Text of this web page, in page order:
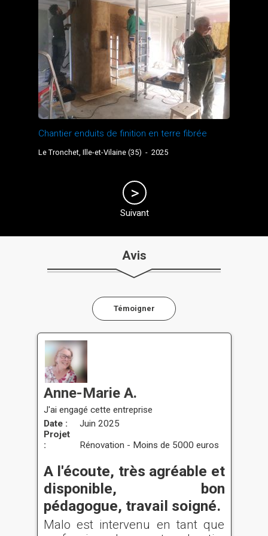
Chantier enduits de finition en terre fibrée
Le Tronchet, Ille-et-Vilaine (35) - 2025
Suivant
Avis
Témoigner
Anne-Marie A.
J'ai engagé cette entreprise
Date :
Juin 2025
Projet
:
Rénovation - Moins de 5000 euros
A l'écoute, très agréable et
disponible, bon
pédagogue, travail soigné.
Malo est intervenu en tant que